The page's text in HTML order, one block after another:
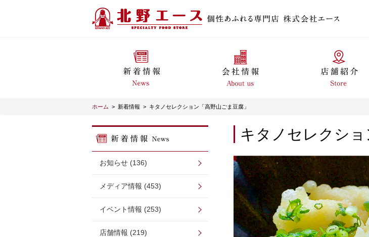
ホーム > 新着情報 > キタノセレクション「高野山ごま豆腐」
お知らせ (136)
メディア情報 (453)
イベント情報 (253)
店舗情報 (219)
キタノセレクショ